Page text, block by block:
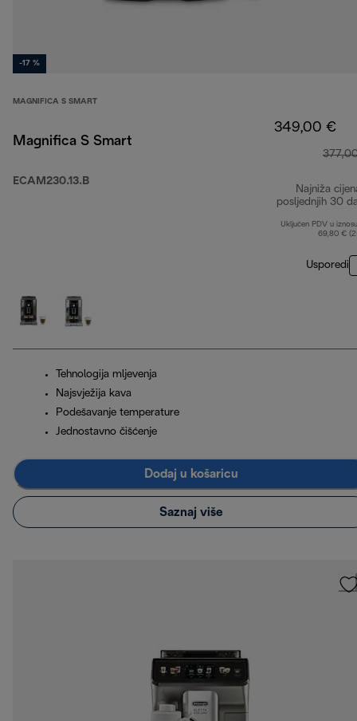
-17 %
MAGNIFICA S SMART
Magnifica S Smart
ECAM230.13.B
349,00 €
Najniža
posljednjih 30
Uključen PDV u
69,80 €
Usporedi
Tehnologija mljevenja
Najsvježija kava
Podešavanje temperature
Jednostavno čišćenje
Dodaj u košaricu
Saznaj više